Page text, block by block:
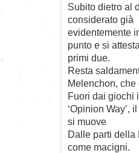
Subito dietro al
considerato già
evidentemente
punto e si
primi due.
Resta
Melenchon,
Fuori dai giochi
‘Opinion Way’,
si muove
Dalle parti della
come macigni.